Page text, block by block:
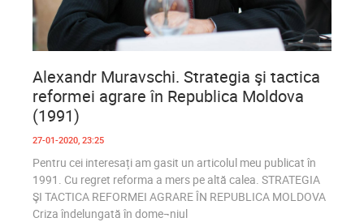
Alexandr Muravschi. Strategia şi tactica
reformei agrare în Republica Moldova
(1991)
27-01-2020, 23:25
Pentru cei interesați am gasit un articolul meu publicat în
1991. Cu regret reforma a mers pe altă calea. STRATEGIA
ŞI TACTICA REFORMEI AGRARE ÎN REPUBLICA MOLDOVA
Criza îndelungată în dome¬niul